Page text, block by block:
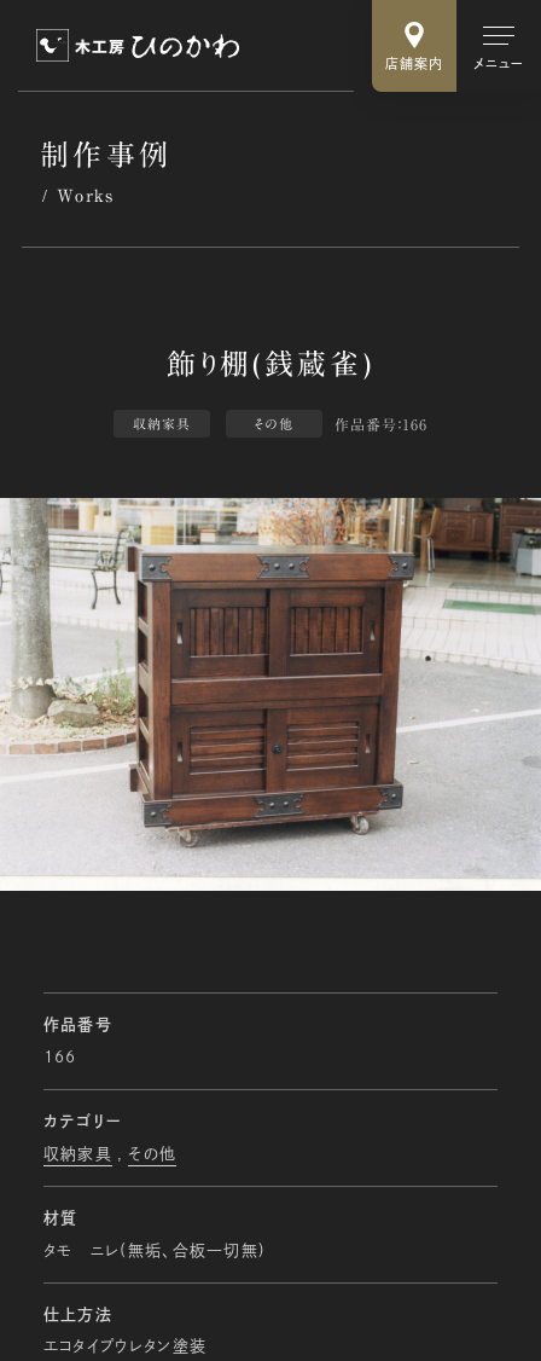
店舗案内 メニュー
制作事例
Works
収納家具 その他 作品番号：166
作品番号
166
カテゴリー
収納家具 その他
材質
タモ ニレ(無垢、合板一切無)
仕上方法
エコタイプウレタン塗装